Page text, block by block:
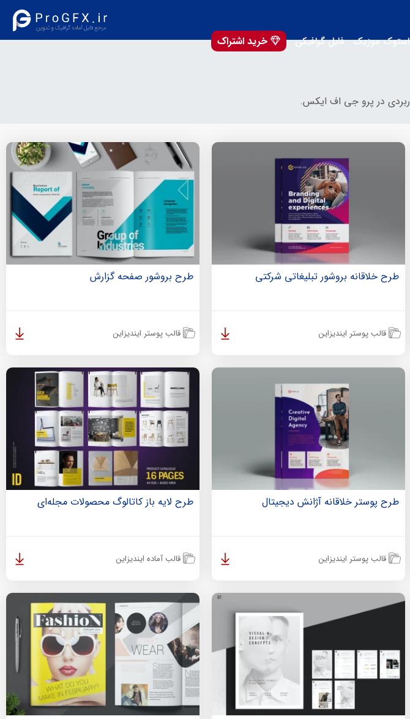
استوک موزیک فایل گرافیکی
خرید اشتراک
طرح خلاقانه بروشور تبلیغاتی شرکتی
قالب پوستر ایندیزاین
طرح بروشور صفحه گزارش
قالب پوستر ایندیزاین
طرح پوستر خلاقانه آژانش دیجیتال
قالب پوستر ایندیزاین
طرح لایه باز کاتالوگ محصولات مجله‌ای
قالب آماده ایندیزاین